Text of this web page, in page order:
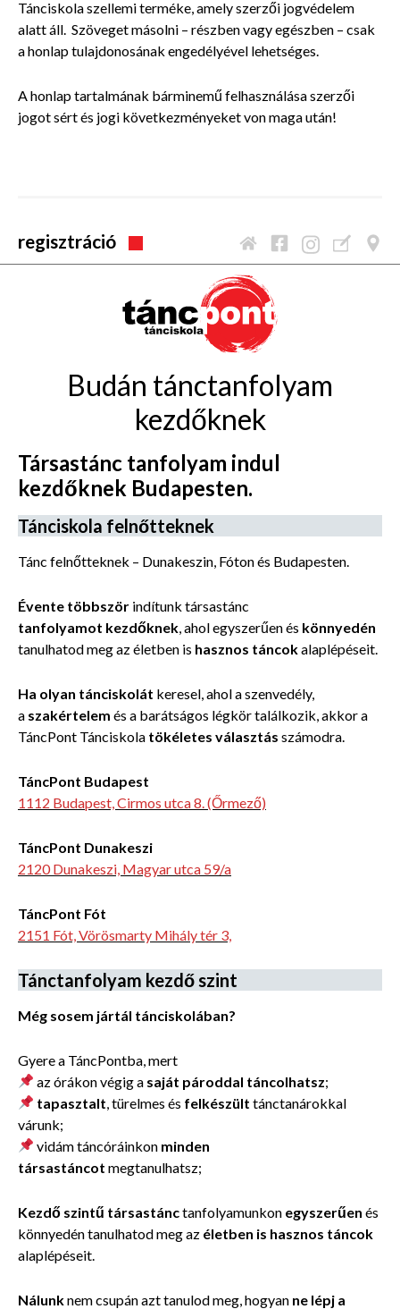
Tánciskola szellemi terméke, amely szerzői jogvédelem
alatt áll. Szöveget másolni – részben vagy egészben – csak
a honlap tulajdonosának engedélyével lehetséges.
A honlap tartalmának bárminemű felhasználása szerzői
jogot sért és jogi következményeket von maga után!
regisztráció
Budán tánctanfolyam
kezdőknek
Társastánc tanfolyam indul
kezdőknek Budapesten.
Tánciskola felnőtteknek
Tánc felnőtteknek – Dunakeszin, Fóton és Budapesten.
Évente többször indítunk társastánc
tanfolyamot kezdőknek, ahol egyszerűen és könnyedén
tanulhatod meg az életben is hasznos táncokalaplépéseit.
Ha olyan tánciskolát keresel, ahol a szenvedély,
a szakértelem és a barátságos légkör találkozik, akkor a
TáncPont Tánciskola tökéletes választás számodra.
TáncPont Budapest
1112 Budapest, Cirmos utca 8. (Őrmező)
TáncPont Dunakeszi
2120 Dunakeszi, Magyar utca 59/a
TáncPont Fót
2151 Fót, Vörösmarty Mihály tér 3,
Tánctanfolyam kezdő szint
Még sosem jártál tánciskolában?
Gyere a TáncPontba, mert
az órákon végig a saját pároddal táncolhatsz;
tapasztalt, türelmes és felkészülttánctanárokkal
várunk;
vidám táncóráinkon minden
társastáncot megtanulhatsz;
Kezdő szintű társastánctanfolyamunkon egyszerűen és
könnyedén tanulhatod meg az életben is hasznos táncok
alaplépéseit.
Nálunknem csupán azt tanulod meg, hogyan ne lépj a